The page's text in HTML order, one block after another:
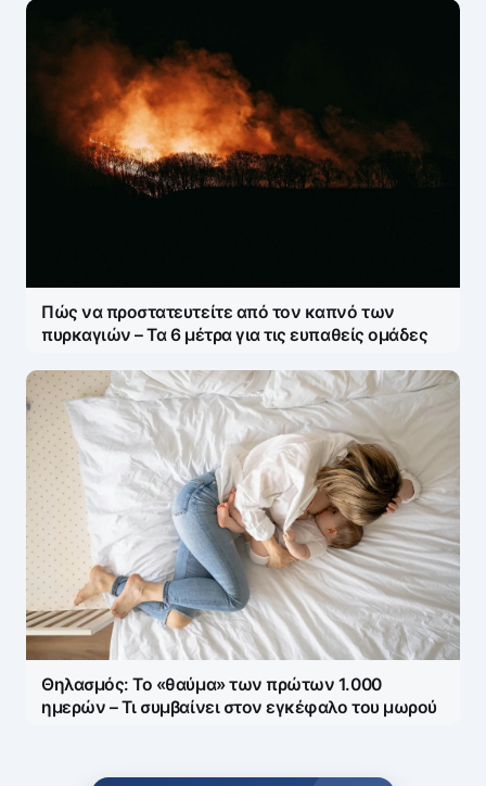
Πώς να προστατευτείτε από τον καπνό των
πυρκαγιών – Τα 6 μέτρα για τις ευπαθείς ομάδες
Θηλασμός: Το «θαύμα» των πρώτων 1.000
ημερών – Τι συμβαίνει στον εγκέφαλο του μωρού